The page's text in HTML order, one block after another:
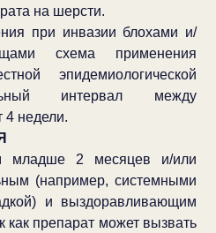
на шерсти.
при инвазии блохами и/
схема применения
эпидемиологической
интервал между
4 недели.
младше 2 месяцев и/или
(например, системными
и выздоравливающим
как препарат может вызвать